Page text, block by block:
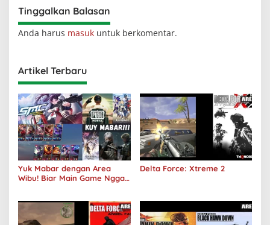
Tinggalkan Balasan
Anda harus masuk untuk berkomentar.
Artikel Terbaru
Yuk Mabar dengan Area
Wibu! Biar Main Game Nggak
Delta Force: Xtreme 2